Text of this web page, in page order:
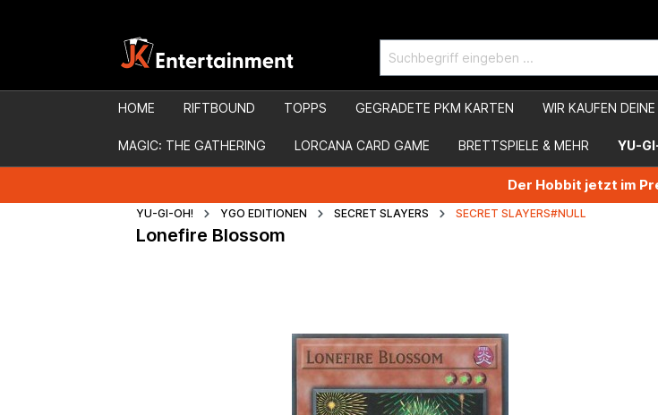
HOME RIFTBOUND TOPPS GEGRADETE PKM KARTEN WIR KAUFEN
MAGIC: THE GATHERING LORCANA CARD GAME BRETTSPIELE & MEHR YU-
Der Hobbit jetzt im
YU-GI-OH! YGO EDITIONEN SECRET SLAYERS SECRET SLAYERS#NULL
Lonefire Blossom